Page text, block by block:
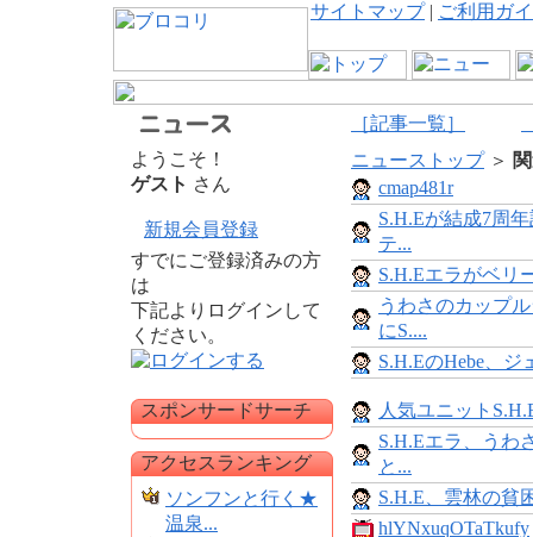
サイトマップ| ご利用ガ
［記事一覧］
ようこそ！
ゲスト さん
新規会員登録
すでにご登録済みの方
は
下記よりログインして
ください。
スポンサードサーチ
アクセスランキング
ソンフンと行く★
温泉...
ニューストップ＞
cmap481r
S.H.Eが結成7周
テ...
S.H.Eエラがベリ
うわさのカップ
にS....
S.H.EのHebe、ジ
人気ユニット
S.H.Eエラ、うわ
と...
S.H.E、雲林の貧
hlYNxuqOTaTkufy